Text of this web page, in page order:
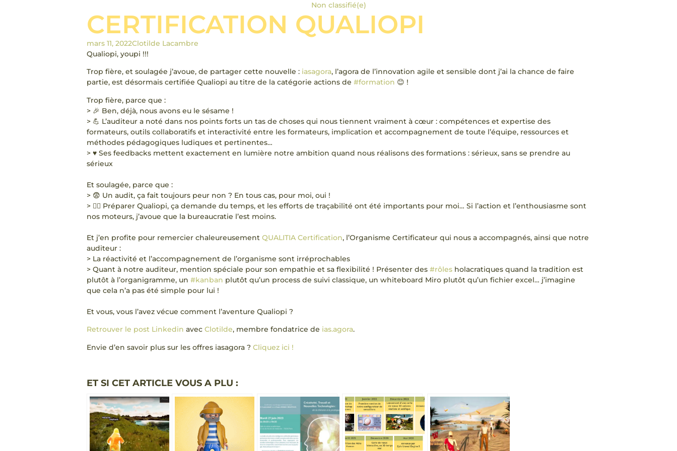
Non classifié(e)
CERTIFICATION QUALIOPI
mars 11, 2022Clotilde Lacambre
Qualiopi, youpi !!!
Trop fière, et soulagée j’avoue, de partager cette nouvelle : iasagora, l’agora de l’innovation agile et sensible dont j’ai la chance de faire
partie, est désormais certifiée Qualiopi au titre de la catégorie actions de #formation 😊 !
Trop fière, parce que :
> 🎉 Ben, déjà, nous avons eu le sésame !
> 💪 L’auditeur a noté dans nos points forts un tas de choses qui nous tiennent vraiment à cœur : compétences et expertise des
formateurs, outils collaboratifs et interactivité entre les formateurs, implication et accompagnement de toute l’équipe, ressources et
méthodes pédagogiques ludiques et pertinentes…
> ♥ Ses feedbacks mettent exactement en lumière notre ambition quand nous réalisons des formations : sérieux, sans se prendre au
sérieux
Et soulagée, parce que :
> 😨 Un audit, ça fait toujours peur non ? En tous cas, pour moi, oui !
> 🚴‍♀️ Préparer Qualiopi, ça demande du temps, et les efforts de traçabilité ont été importants pour moi… Si l’action et l’enthousiasme sont
nos moteurs, j’avoue que la bureaucratie l’est moins.
Et j’en profite pour remercier chaleureusement QUALITIA Certification, l’Organisme Certificateur qui nous a accompagnés, ainsi que notre
auditeur :
> La réactivité et l’accompagnement de l’organisme sont irréprochables
> Quant à notre auditeur, mention spéciale pour son empathie et sa flexibilité ! Présenter des #rôles holacratiques quand la tradition est
plutôt à l’organigramme, un #kanban plutôt qu’un process de suivi classique, un whiteboard Miro plutôt qu’un fichier excel… j’imagine
que cela n’a pas été simple pour lui !
Et vous, vous l’avez vécue comment l’aventure Qualiopi ?
Retrouver le post Linkedin avec Clotilde, membre fondatrice de ias.agora.
Envie d’en savoir plus sur les offres iasagora ? Cliquez ici !
ET SI CET ARTICLE VOUS A PLU :